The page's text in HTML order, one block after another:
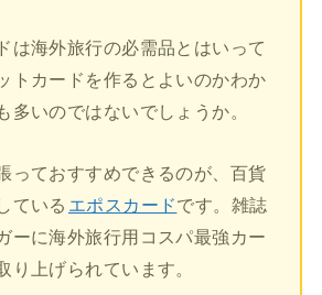
は海外旅行の必需品とはいって
トカードを作るとよいのかわか
多いのではないでしょうか。
っておすすめできるのが、百貨
ている エポスカードです。雑誌
ーに海外旅行用コスパ最強カー
り上げられています。